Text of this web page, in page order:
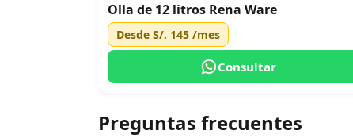
Olla de 12 litros Rena Ware
Desde S/. 145 /mes
Consultar
Preguntas frecuentes